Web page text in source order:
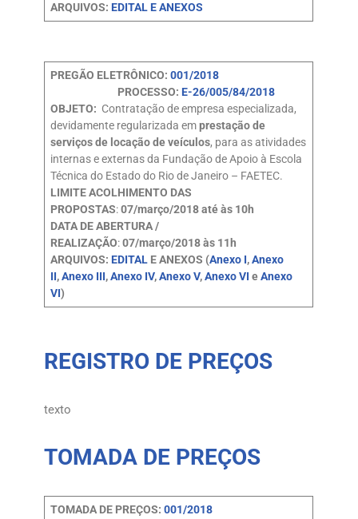
ARQUIVOS: EDITAL E ANEXOS
PREGÃO ELETRÔNICO: 001/2018
PROCESSO: E-26/005/84/2018
OBJETO: Contratação de empresa especializada,
devidamente regularizada emprestação de
serviços de locação de veículos, para as atividades
internas e externas da Fundação de Apoio à Escola
Técnica do Estado do Rio de Janeiro – FAETEC.
LIMITE ACOLHIMENTO DAS
PROPOSTAS:07/março/2018 até às 10h
DATA DE ABERTURA /
REALIZAÇÃO:07/março/2018 às 11h
ARQUIVOS: EDITALE ANEXOS (Anexo I,Anexo
II,Anexo III,Anexo IV,Anexo V,Anexo VI eAnexo
VI)
REGISTRO DE PREÇOS
texto
TOMADA DE PREÇOS
TOMADA DE PREÇOS: 001/2018